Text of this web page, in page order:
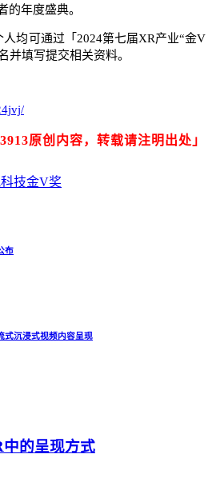
的年度盛典。
均可通过「2024第七届XR产业“金V
并填写提交相关资料。
原创内容，转载请注明出处」
技金V奖
布
式沉浸式视频内容呈现
的呈现方式